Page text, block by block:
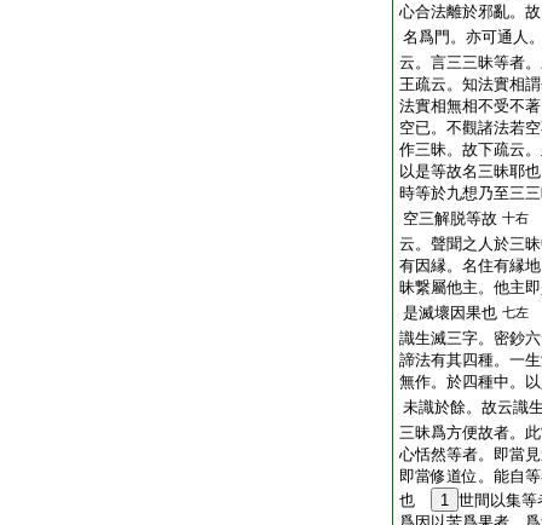
心合法離於邪亂。
名爲門。亦可通人
云。言三三昧等者
王疏云。知法實相
法實相無相不受不
空已。不觀諸法若
作三昧。故下疏云
以是等故名三昧耶
時等於九想乃至三
空三解脱等故 十右
云。聲聞之人於三
有因縁。名住有縁
昧繋屬他主。他主
是滅壞因果也 七左
識生滅三字。密鈔
諦法有其四種。一
無作。於四種中。
未識於餘。故云識
三昧爲方便故者。
心恬然等者。即當
即當修道位。能自
也
1 世間以集等